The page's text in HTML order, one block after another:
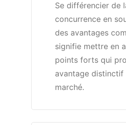
Se différencier de
concurrence en
des avantages
signifie mettre en
points forts qui
avantage distinctif
marché.